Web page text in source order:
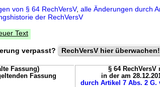
von § 64 RechVersV, alle Änderungen durch
der RechVersV
Text
verpasst? RechVersV hier überwachen!
Fassung)
Fassung
§ 64 RechVersV
in der am
durch Artikel 7 Abs. 2 G.